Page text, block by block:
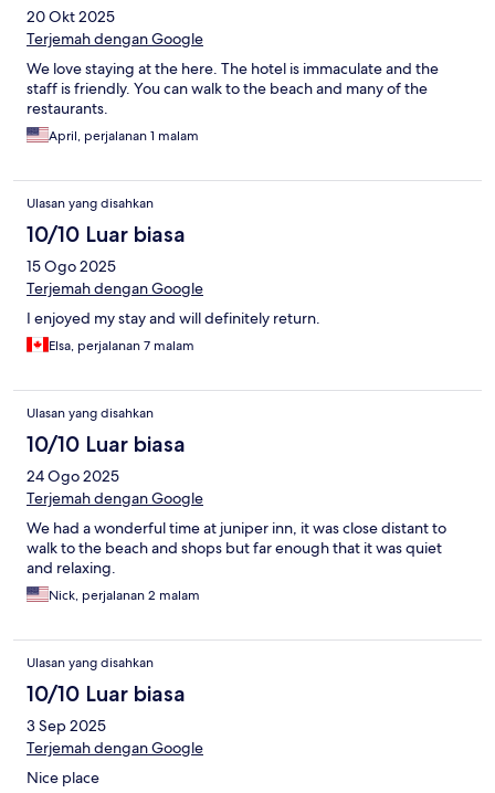
20 Okt 2025
Terjemah dengan Google
We love staying at the here. The hotel is immaculate and the
staff is friendly. You can walk to the beach and many of the
restaurants.
April, perjalanan 1 malam
Ulasan yang disahkan
10/10 Luar biasa
15 Ogo 2025
Terjemah dengan Google
I enjoyed my stay and will definitely return.
Elsa, perjalanan 7 malam
Ulasan yang disahkan
10/10 Luar biasa
24 Ogo 2025
Terjemah dengan Google
We had a wonderful time at juniper inn, it was close distant to
walk to the beach and shops but far enough that it was quiet
and relaxing.
Nick, perjalanan 2 malam
Ulasan yang disahkan
10/10 Luar biasa
3 Sep 2025
Terjemah dengan Google
Nice place